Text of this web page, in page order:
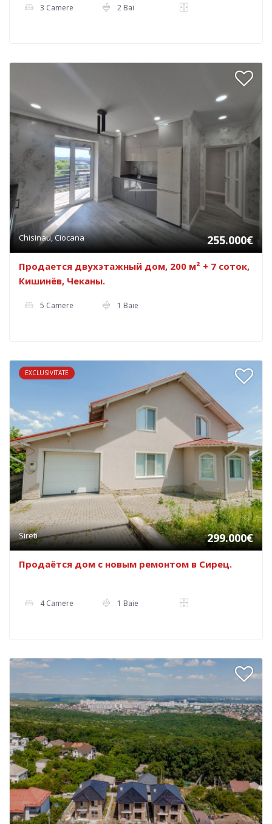
3 Camere 2 Bai
Chisinau, Ciocana 255.000€
Продается двухэтажный дом, 200 м² + 7 соток,
Кишинёв, Чеканы.
5 Camere 1 Baie
EXCLUSIVITATE
Sireti 299.000€
Продаётся дом с новым ремонтом в Сирец.
4 Camere 1 Baie